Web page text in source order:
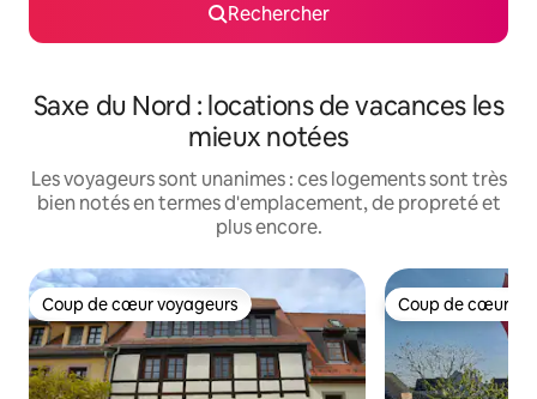
Rechercher
Saxe du Nord : locations de vacances les
mieux notées
Les voyageurs sont unanimes : ces logements sont très
bien notés en termes d'emplacement, de propreté et
plus encore.
Coup de cœur voyageurs
Coup de cœur voyageurs Coup de cœur
Coup de cœur